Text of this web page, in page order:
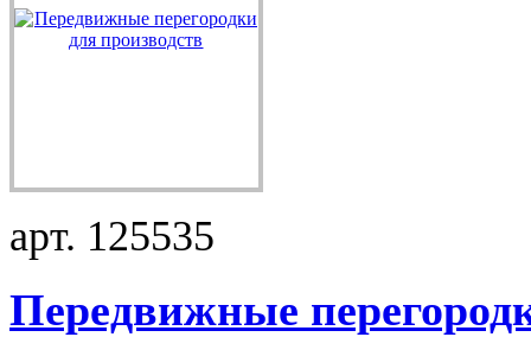
арт. 125535
Передвижные